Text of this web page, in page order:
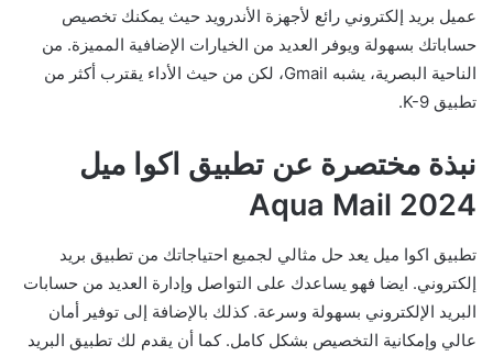
عميل بريد إلكتروني رائع لأجهزة الأندرويد حيث يمكنك تخصيص
حساباتك بسهولة ويوفر العديد من الخيارات الإضافية المميزة. من
الناحية البصرية، يشبه Gmail، لكن من حيث الأداء يقترب أكثر من
تطبيق K-9.
نبذة مختصرة عن تطبيق اكوا ميل
2024 Aqua Mail
تطبيق اكوا ميل يعد حل مثالي لجميع احتياجاتك من تطبيق بريد
إلكتروني. ايضا فهو يساعدك على التواصل وإدارة العديد من حسابات
البريد الإلكتروني بسهولة وسرعة. كذلك بالإضافة إلى توفير أمان
عالي وإمكانية التخصيص بشكل كامل. كما أن يقدم لك تطبيق البريد